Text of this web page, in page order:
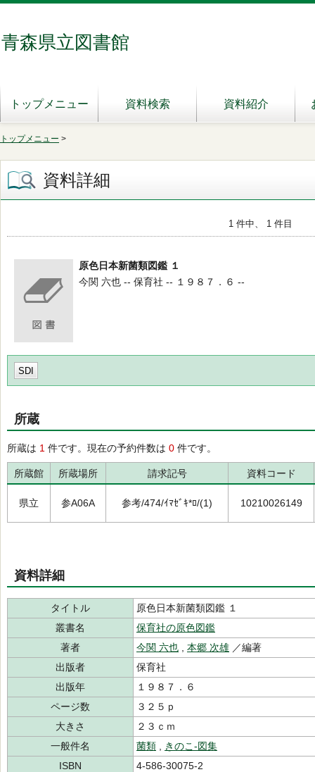
青森県立図書館
トップメニュー 資料検索 資料紹介
トップメニュー >
資料詳細
1 件中、 1 件目
原色日本新菌類図鑑 １
今関 六也 -- 保育社 -- １９８７．６ --
SDI
所蔵
所蔵は 1 件です。現在の予約件数は 0 件です。
所蔵館 所蔵場所 請求記号 資料コード
県立 参A06A 参考/474/ｲﾏｾﾞｷ*ﾛ/(1) 10210026149
資料詳細
タイトル
原色日本新菌類図鑑 １
叢書名
保育社の原色図鑑
著者
今関 六也 本郷 次雄 ／編著
出版者
保育社
出版年
１９８７．６
ページ数
３２５ｐ
大きさ
２３ｃｍ
一般件名
菌類
きのこ‐図集
ISBN
4-586-30075-2